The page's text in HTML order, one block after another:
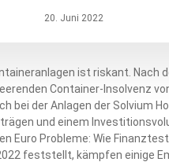
20. Juni 2022
ist riskant. Nach
Container-Insolvenz
bei der Anlagen der Solvium
und einem
Euro Probleme: Wie
feststellt, kämpfen einige